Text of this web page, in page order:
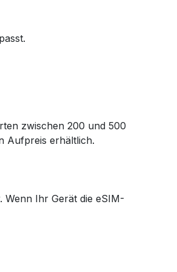
zwischen 200 und 500
Aufpreis erhältlich.
Wenn Ihr Gerät die eSIM-